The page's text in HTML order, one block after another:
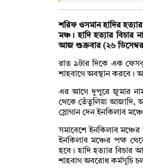
শরিফ ওসমান হাদির
মঞ্চ। হাদি হত্যার বিচার
আজ শুক্রবার (২৬
রাত ৯টার দিকে এক
শাহবাগে অবস্থান
এর আগে দুপুরে জুমার
থেকে তেঁতুলিয়া আজাদি,
স্লোগান দেন ইনকিলাব
সমাবেশে ইনকিলাব
ইনকিলাব মঞ্চের পক্ষ
হবে। হাদি হত্যার বিচার
শাহবাগ অবরোধ কর্মসূচি